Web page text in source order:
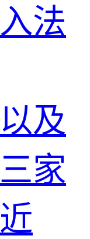
法
及
家